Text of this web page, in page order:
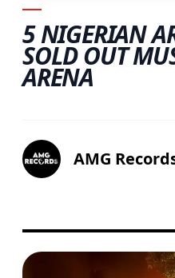
5 NIGERIAN
SOLD OUT
ARENA
AMG